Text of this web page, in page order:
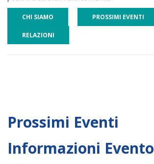
CHI SIAMO PROSSIMI EVENTI
RELAZIONI
Prossimi Eventi
Informazioni Evento